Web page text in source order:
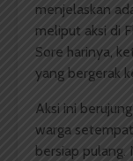
menjelaskan
meliput aksi di
Sore harinya,
yang bergerak
Aksi ini
warga
bersiap pulang.